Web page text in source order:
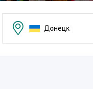
Донецк